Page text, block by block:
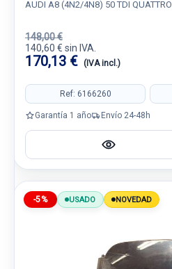
AUDI A8 (4N2/4N8) 50 TDI QUATTRO
148,00 €
140,60 € sin IVA.
170,13 € (IVA incl.)
Ref: 6166260
Garantía 1 año Envío 24-48h
-5% USADO NOVEDAD